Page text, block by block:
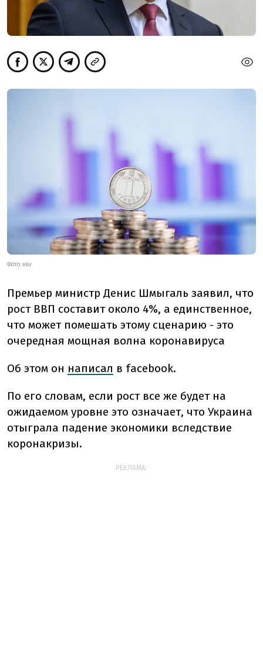
ФОТО: НБУ
Премьер министр Денис Шмыгаль заявил, что
рост ВВП составит около 4%, а единственное,
что может помешать этому сценарию - это
очередная мощная волна коронавируса
Об этом он написал в facebook.
По его словам, если рост все же будет на
ожидаемом уровне это означает, что Украина
отыграла падение экономики вследствие
коронакризы.
РЕКЛАМА: